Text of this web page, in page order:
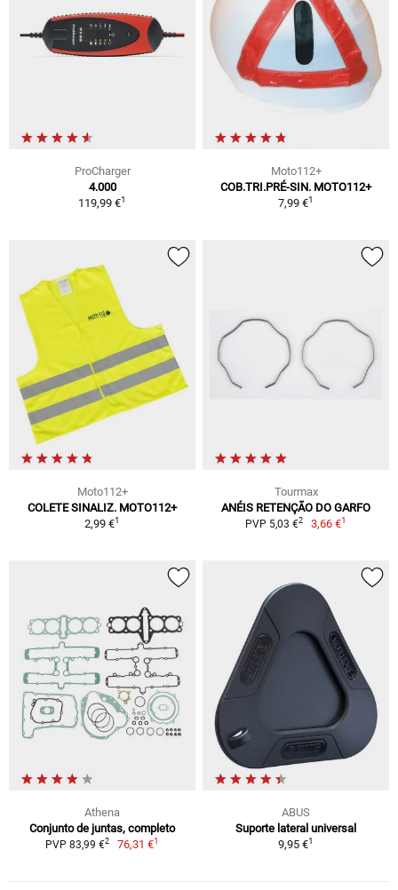
ProCharger
4.000
119,99 €1
Moto112+
COB.TRI.PRÉ-SIN. MOTO112+
7,99 €1
Moto112+
COLETE SINALIZ. MOTO112+
2,99 €1
Tourmax
ANÉIS RETENÇÃO DO GARFO
PVP 5,03 €2 3,66 €1
Athena
Conjunto de juntas, completo
PVP 83,99 €2 76,31 €1
ABUS
Suporte lateral universal
9,95 €1